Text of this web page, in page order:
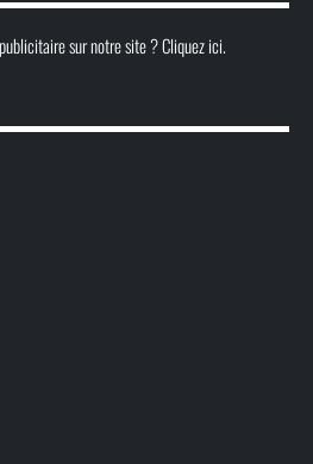
sur notre site ? Cliquez ici.